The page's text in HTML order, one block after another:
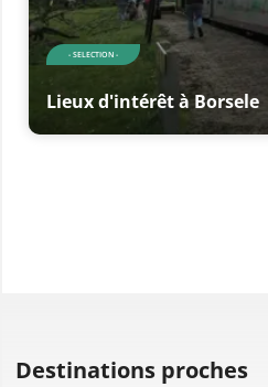
- SELECTION -
Lieux d'intérêt à Borsele
Destinations proches